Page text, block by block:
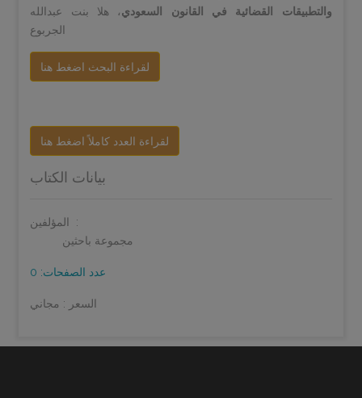
والتطبيقات القضائية في القانون السعودي، هلا بنت عبدالله
الجربوع
لقراءة البحث اضغط هنا
لقراءة العدد كاملاً اضغط هنا
بيانات الكتاب
المؤلفين:
مجموعة باحثين
عدد الصفحات: 0
السعر : مجاني